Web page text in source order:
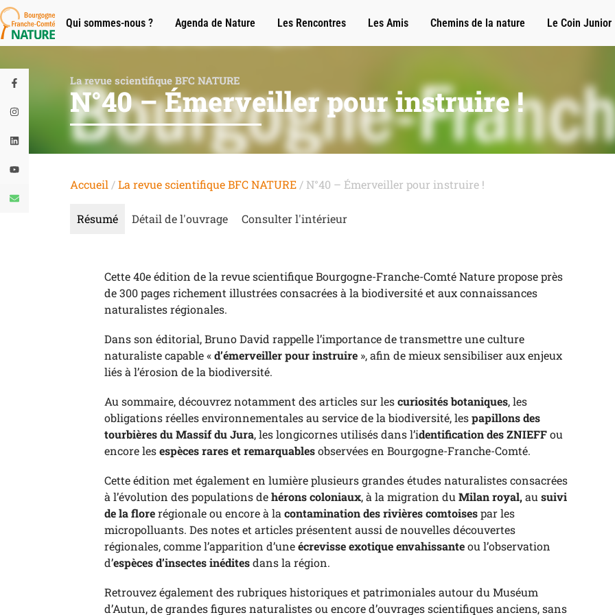
Qui sommes-nous ? Agenda de Nature Les Rencontres Les Amis Chemins de la nature Le Coin Junior
La revue scientifique BFC NATURE
N°40 – Émerveiller pour instruire !
Accueil /La revue scientifique BFC NATURE / N°40 – Émerveiller pour instruire !
Résumé Détail de l'ouvrage Consulter l'intérieur
Cette 40e édition de la revue scientifiqueBourgogne-Franche-Comté Naturepropose près
de 300 pages richement illustrées consacrées à la biodiversité et aux connaissances
naturalistes régionales.
Dans son éditorial,Bruno David rappelle l’importance de transmettre une culture
naturaliste capable «d’émerveiller pour instruire », afin de mieux sensibiliser aux enjeux
liés à l’érosion de la biodiversité.
Au sommaire, découvrez notamment des articles sur lescuriosités botaniques, les
obligations réelles environnementales au service de la biodiversité, lespapillons des
tourbières du Massif du Jura, les longicornes utilisés dans l’identification des ZNIEFFou
encore lesespèces rares et remarquablesobservées en Bourgogne-Franche-Comté.
Cette édition met également en lumière plusieurs grandes études naturalistes consacrées
à l’évolution des populations dehérons coloniaux, à la migration du Milan royal,au suivi
de la florerégionale ou encore à la contamination des rivières comtoisespar les
micropolluants. Des notes et articles présentent aussi de nouvelles découvertes
régionales, comme l’apparition d’uneécrevisse exotique envahissanteou l’observation
d’espèces d’insectes inéditesdans la région.
Retrouvez également des rubriques historiques et patrimoniales autour du Muséum
d’Autun, de grandes figures naturalistes ou encore d’ouvrages scientifiques anciens, sans